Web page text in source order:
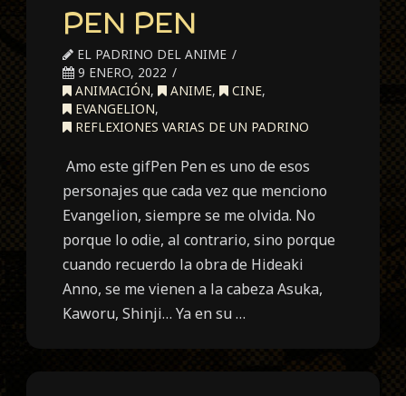
PEN PEN
EL PADRINO DEL ANIME
9 ENERO, 2022
ANIMACIÓN, ANIME, CINE,
EVANGELION,
REFLEXIONES VARIAS DE UN PADRINO
Amo este gifPen Pen es uno de esos
personajes que cada vez que menciono
Evangelion, siempre se me olvida. No
porque lo odie, al contrario, sino porque
cuando recuerdo la obra de Hideaki
Anno, se me vienen a la cabeza Asuka,
Kaworu, Shinji… Ya en su …